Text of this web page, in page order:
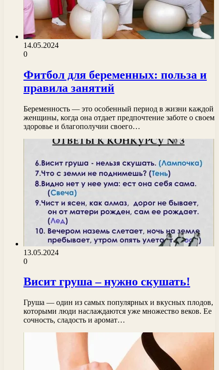
14.05.2024
0
Фитбол для беременных: польза и
правила занятий
Беременность — это особенный период в жизни каждой
женщины, когда она отдает предпочтение заботе о своем
здоровье и благополучии своего…
13.05.2024
0
Висит груша – нужно скушать!
Груша — один из самых популярных и вкусных плодов,
которыми люди наслаждаются уже множество веков. Ее
сочность, сладость и аромат…